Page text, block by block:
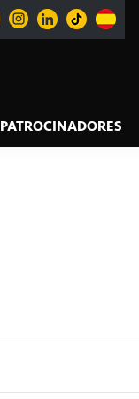
PATROCINADORES